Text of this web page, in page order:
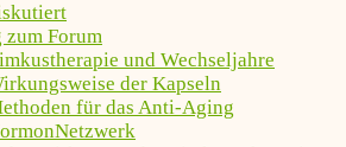
Forum
und Wechseljahre
der Kapseln
für das Anti-Aging